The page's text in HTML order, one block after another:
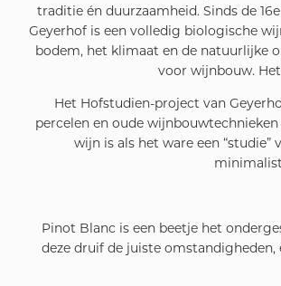
traditie én duurzaamheid. Sinds de
Geyerhof is een volledig biologische
bodem, het klimaat en de natuurlijke
voor wijnbouw.
Het Hofstudien-project van
percelen en oude
wijn is als het ware een
Pinot Blanc is een beetje het
deze druif de juiste